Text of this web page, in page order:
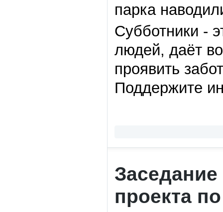
парка
Субботники -
людей, даёт
проявить
Поддержите
проекта